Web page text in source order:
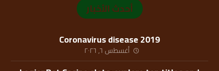
أحدث الأخبار
Coronavirus disease 2019
أغسطس ٦, ٢٠٢٦